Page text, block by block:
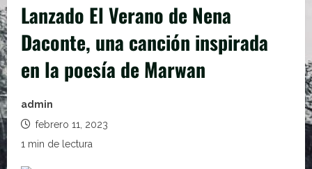
Lanzado El Verano de Nena
Daconte, una canción inspirada
en la poesía de Marwan
admin
febrero 11, 2023
1 min de lectura